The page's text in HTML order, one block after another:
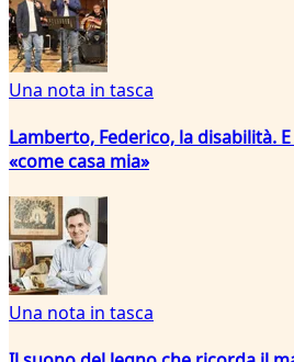
Una nota in tasca
Lamberto, Federico, la disabilità.
«come casa mia»
Una nota in tasca